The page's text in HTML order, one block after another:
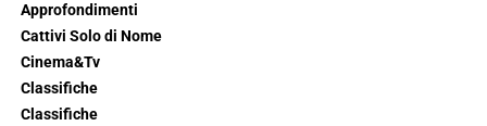
Approfondimenti
Cattivi Solo di Nome
Cinema&Tv
Classifiche
Classifiche